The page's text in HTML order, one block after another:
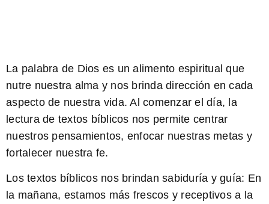
La palabra de Dios es un alimento espiritual que
nutre nuestra alma y nos brinda dirección en cada
aspecto de nuestra vida. Al comenzar el día, la
lectura de textos bíblicos nos permite centrar
nuestros pensamientos, enfocar nuestras metas y
fortalecer nuestra fe.
Los textos bíblicos nos brindan sabiduría y guía: En
la mañana, estamos más frescos y receptivos a la